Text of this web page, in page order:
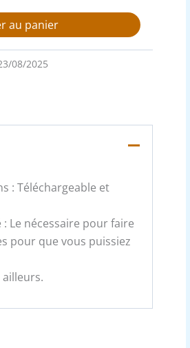
au panier
08/2025
: Téléchargeable et
: Le nécessaire pour faire
pour que vous puissiez